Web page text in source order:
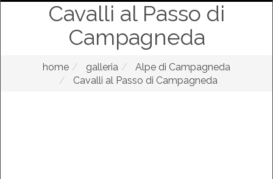
Cavalli al Passo di
Campagneda
home galleria
Alpe di Campagneda
Cavalli al Passo di Campagneda